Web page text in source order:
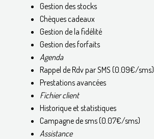
Gestion des stocks
Chèques cadeaux
Gestion de la fidélité
Gestion des forfaits
Agenda
Rappel de Rdv par SMS (0.09€/sms)
Prestations avancées
Fichier client
Historique et statistiques
Campagne de sms (0.07€/sms)
Assistance